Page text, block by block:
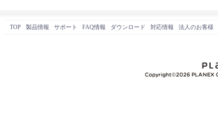
TOP 製品情報 サポート FAQ情報 ダウンロード 対応情報 法人のお客様